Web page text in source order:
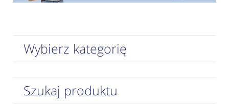
Wybierz kategorię
Szukaj produktu